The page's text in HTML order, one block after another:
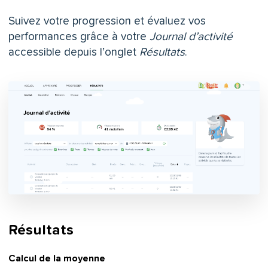
Suivez votre progression et évaluez vos
performances grâce à votre Journal d’activité
accessible depuis l’onglet Résultats.
Résultats
Calcul de la moyenne